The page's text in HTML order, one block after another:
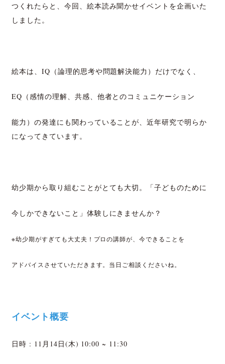
つくれたらと、今回、絵本読み聞かせイベントを企画いた
しました。
絵本は、IQ（論理的思考や問題解決能力）だけでなく、
EQ（感情の理解、共感、他者とのコミュニケーション
能力）の発達にも関わっていることが、近年研究で明らか
になってきています。
幼少期から取り組むことがとても大切。「子どものために
今しかできないこと」体験しにきませんか？
※幼少期がすぎても大丈夫！プロの講師が、今できることを
アドバイスさせていただきます。当日ご相談くださいね。
イベント概要
日時 : 11月14日(木) 10:00 ~ 11:30